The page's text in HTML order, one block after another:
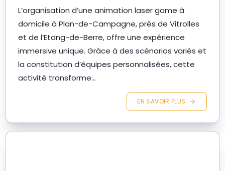
L’organisation d’une animation laser game à
domicile à Plan-de-Campagne, près de Vitrolles
et de l’Etang-de-Berre, offre une expérience
immersive unique. Grâce à des scénarios variés et
la constitution d’équipes personnalisées, cette
activité transforme...
EN SAVOIR PLUS